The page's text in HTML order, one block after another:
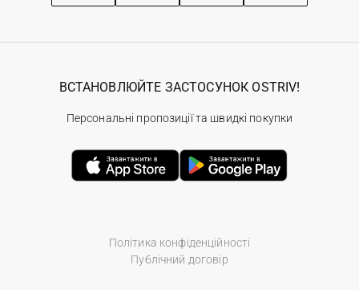
Політика конфіденційності
Публічний договір
ВСТАНОВЛЮЙТЕ ЗАСТОСУНОК OSTRIV!
Персональні пропозиції та швидкі покупки